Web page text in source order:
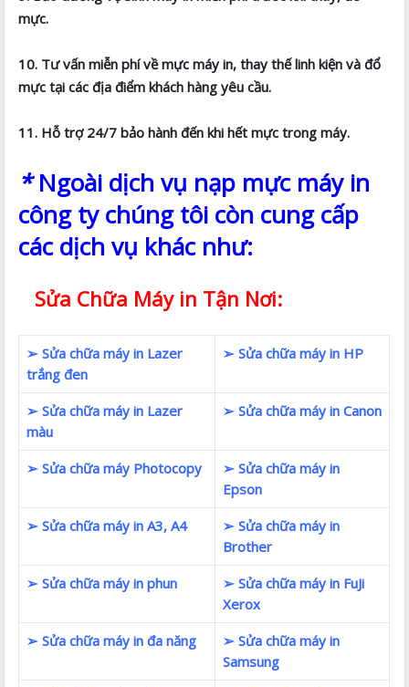
mực.
10. Tư vấn miễn phí về mực máy in, thay thế linh kiện và đổ
mực tại các địa điểm khách hàng yêu cầu.
11. Hỗ trợ 24/7 bảo hành đến khi hết mực trong máy.
*Ngoài dịch vụ nạp mực máy in
công ty chúng tôi còn cung cấp
các dịch vụ khác như:
Sửa Chữa Máy in Tận Nơi:
➢ Sửa chữa máy in Lazer
trắng đen
➢ Sửa chữa máy in HP
➢ Sửa chữa máy in Lazer
màu
➢ Sửa chữa máy in Canon
➢ Sửa chữa máy Photocopy
➢ Sửa chữa máy in
Epson
➢ Sửa chữa máy in A3, A4
➢ Sửa chữa máy in
Brother
➢ Sửa chữa máy in phun
➢ Sửa chữa máy in FuJi
Xerox
➢ Sửa chữa máy in đa năng
➢ Sửa chữa máy in
Samsung